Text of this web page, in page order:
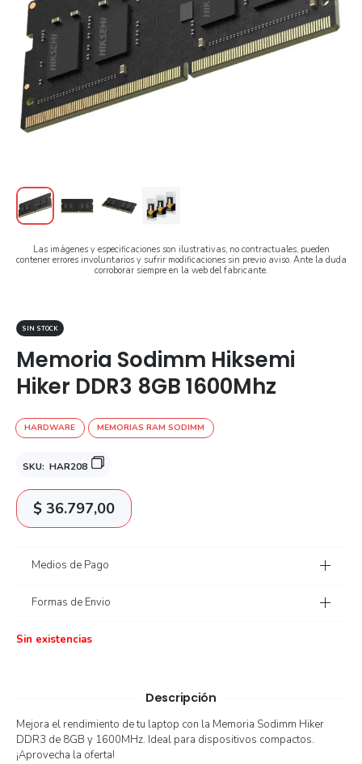
Las imágenes y especificaciones son ilustrativas, no contractuales, pueden
contener errores involuntarios y sufrir modificaciones sin previo aviso. Ante la duda
corroborar siempre en la web del fabricante.
SIN STOCK
Memoria Sodimm Hiksemi
Hiker DDR3 8GB 1600Mhz
HARDWARE MEMORIAS RAM SODIMM
SKU: HAR208
$36.797,00
Medios de Pago
Formas de Envio
Sin existencias
Descripción
Mejora el rendimiento de tu laptop con la Memoria Sodimm Hiker
DDR3 de 8GB y 1600MHz. Ideal para dispositivos compactos.
¡Aprovecha la oferta!